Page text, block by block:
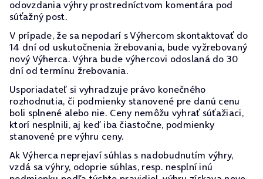
odovzdania výhry prostredníctvom komentára pod
súťažný post.
V prípade, že sa nepodarí s Výhercom skontaktovať do
14 dní od uskutočnenia žrebovania, bude vyžrebovaný
nový Výherca. Výhra bude výhercovi odoslaná do 30
dní od termínu žrebovania.
Usporiadateľ si vyhradzuje právo konečného
rozhodnutia, či podmienky stanovené pre danú cenu
boli splnené alebo nie. Ceny nemôžu vyhrať súťažiaci,
ktorí nesplnili, aj keď iba čiastočne, podmienky
stanovené pre výhru ceny.
Ak Výherca neprejaví súhlas s nadobudnutím výhry,
vzdá sa výhry, odoprie súhlas, resp. nesplní inú